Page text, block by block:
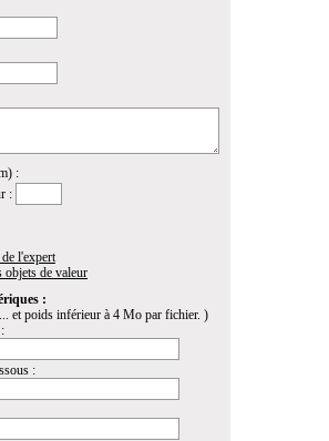
:
:
l'expert
objets de valeur
:
et poids inférieur à 4 Mo par fichier. )
: